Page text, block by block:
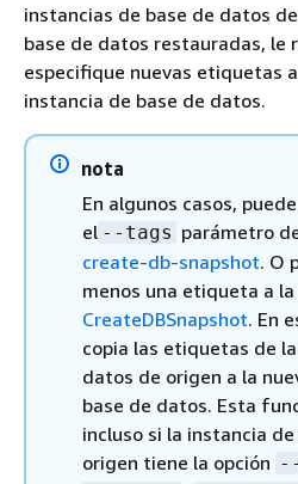
instancias de base de datos
base de datos restauradas, le
especifique nuevas etiquetas
instancia de base de datos.
nota
En algunos casos,
el --tags parámetro
create-db-snapshot. O
menos una etiqueta a la
CreateDBSnapshot. En
copia las etiquetas de
datos de origen a la
base de datos. Esta
incluso si la instancia
origen tiene la opción